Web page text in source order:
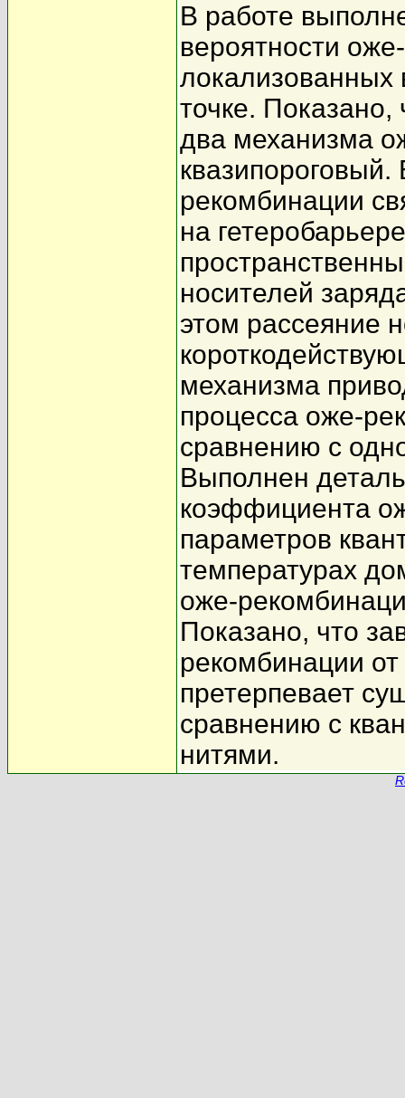
В работе
вероятности
локализованных
точке. Показано,
два механизма
рекомбинации
на
носителей
этом рассеяние
механизма
процесса оже-
сравнению с
Выполнен
коэффициента
параметров
температурах
оже-
Показано, что
рекомбинации от
претерпевает
сравнению с
нитями.